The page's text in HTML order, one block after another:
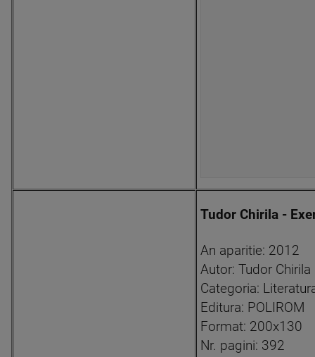
Tudor Chirila -
An aparitie: 2012
Autor: Tudor Chirila
Categoria:
Editura: POLIROM
Format: 200x130
Nr. pagini: 392